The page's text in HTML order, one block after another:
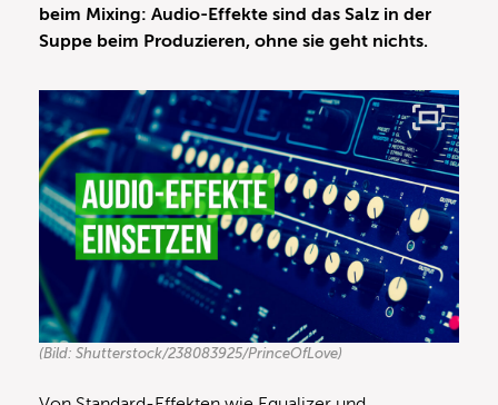
beim Mixing: Audio-Effekte sind das Salz in der
Suppe beim Produzieren, ohne sie geht nichts.
(Bild: Shutterstock/238083925/PrinceOfLove)